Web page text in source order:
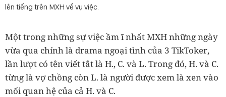
lên tiếng trên MXH về vụ việc.
Một trong những sự việc ầm ĩ nhất MXH những ngày
vừa qua chính là drama ngoại tình của 3 TikToker,
lần lượt có tên viết tắt là H., C. và L. Trong đó, H. và C.
từng là vợ chồng còn L. là người được xem là xen vào
mối quan hệ của cả H. và C.